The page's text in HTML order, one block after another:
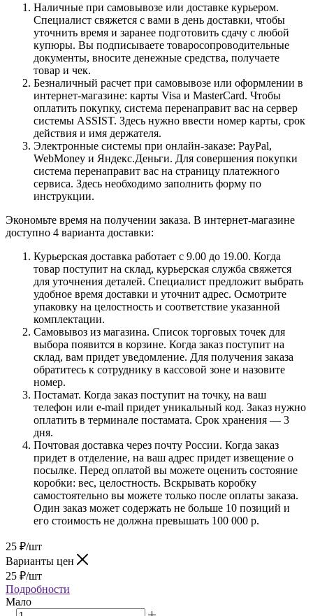
Наличные при самовывозе или доставке курьером.
Специалист свяжется с вами в день доставки, чтобы
уточнить время и заранее подготовить сдачу с любой
купюры. Вы подписываете товаросопроводительные
документы, вносите денежные средства, получаете
товар и чек.
Безналичный расчет при самовывозе или оформлении в
интернет-магазине: карты Visa и MasterCard. Чтобы
оплатить покупку, система перенаправит вас на сервер
системы ASSIST. Здесь нужно ввести номер карты, срок
действия и имя держателя.
Электронные системы при онлайн-заказе: PayPal,
WebMoney и Яндекс.Деньги. Для совершения покупки
система перенаправит вас на страницу платежного
сервиса. Здесь необходимо заполнить форму по
инструкции.
Экономьте время на получении заказа. В интернет-магазине
доступно 4 варианта доставки:
Курьерская доставка работает с 9.00 до 19.00. Когда
товар поступит на склад, курьерская служба свяжется
для уточнения деталей. Специалист предложит выбрать
удобное время доставки и уточнит адрес. Осмотрите
упаковку на целостность и соответствие указанной
комплектации.
Самовывоз из магазина. Список торговых точек для
выбора появится в корзине. Когда заказ поступит на
склад, вам придет уведомление. Для получения заказа
обратитесь к сотруднику в кассовой зоне и назовите
номер.
Постамат. Когда заказ поступит на точку, на ваш
телефон или e-mail придет уникальный код. Заказ нужно
оплатить в терминале постамата. Срок хранения — 3
дня.
Почтовая доставка через почту России. Когда заказ
придет в отделение, на ваш адрес придет извещение о
посылке. Перед оплатой вы можете оценить состояние
коробки: вес, целостность. Вскрывать коробку
самостоятельно вы можете только после оплаты заказа.
Один заказ может содержать не больше 10 позиций и
его стоимость не должна превышать 100 000 р.
25 ₽/шт
Варианты цен
25 ₽/шт
Подробности
Мало